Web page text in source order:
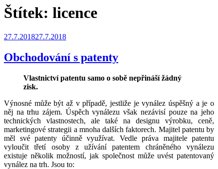
Štítek: licence
Publikováno
27.7.201827.7.2018
Obchodování s patenty
Vlastnictví patentu samo o sobě nepřináší žádný
zisk.
Výnosné může být až v případě, jestliže je vynález úspěšný a je o
něj na trhu zájem. Úspěch vynálezu však nezávisí pouze na jeho
technických vlastnostech, ale také na designu výrobku, ceně,
marketingové strategii a mnoha dalších faktorech. Majitel patentu by
měl své patenty účinně využívat. Vedle práva majitele patentu
vyloučit třetí osoby z užívání patentem chráněného vynálezu
existuje několik možností, jak společnost může uvést patentovaný
vynález na trh. Jsou to: